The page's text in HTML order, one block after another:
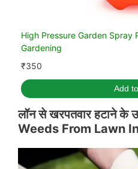
High Pressure Garden Spray
Gardening
₹350
Add
लॉनसे खरपतवार हटाने के
Weeds From Lawn